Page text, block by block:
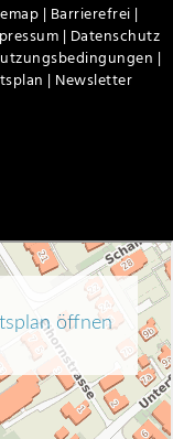
| Barrierefrei |
| Datenschutz
|
| Newsletter